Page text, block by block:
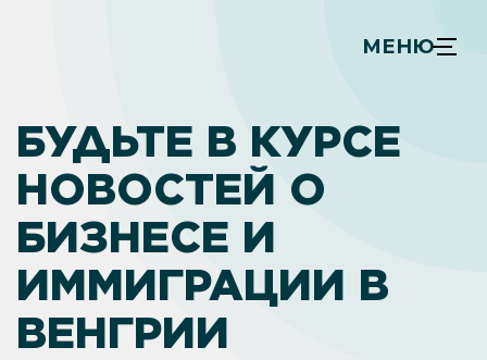
МЕНЮ
БУДЬТЕ В КУРСЕ
НОВОСТЕЙ О
БИЗНЕСЕ И
ИММИГРАЦИИ В
ВЕНГРИИ